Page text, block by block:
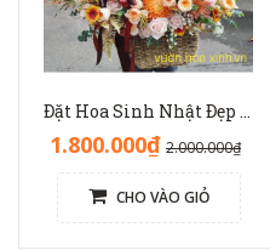
Đặt Hoa Sinh Nhật Đẹp Sang Trọng: Lẵng Hoa Màu Nâu(Nude) - GH1093
1.800.000₫ 2.000.000₫
CHO VÀO GIỎ